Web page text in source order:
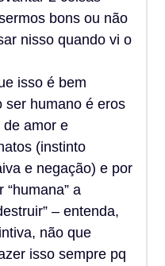
bons ou não
nisso quando vi o
isso é bem
ser humano é eros
de amor e
(instinto
e negação) e por
“humana” a
– entenda,
não que
isso sempre pq